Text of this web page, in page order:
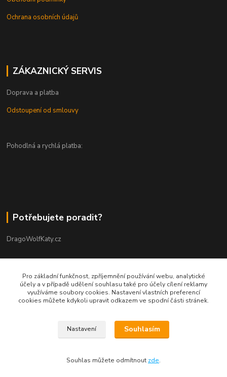
Ochrana osobních údajů
ZÁKAZNICKÝ SERVIS
Doprava a platba
Odstoupení od smlouvy
Pohodlná a rychlá platba:
Potřebujete poradit?
DragoWolfKaty.cz
DragoWolfKaty@seznam.cz
©2015-2023 DRAGOWOLFKATY l Design DWK s.r.o. l autorská grafika
Pro základní funkčnost, zpříjemnění používání webu, analytické
účely a v případě udělení souhlasu také pro účely cílení reklamy
využíváme soubory cookies. Nastavení vlastních preferencí
cookies můžete kdykoli upravit odkazem ve spodní části stránek.
Nastavení Souhlasím
Souhlas můžete odmítnout zde.